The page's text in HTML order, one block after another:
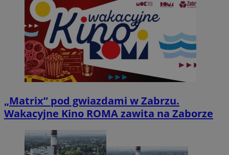
„Matrix” pod gwiazdami w Zabrzu.
Wakacyjne Kino ROMA zawita na Zaborze